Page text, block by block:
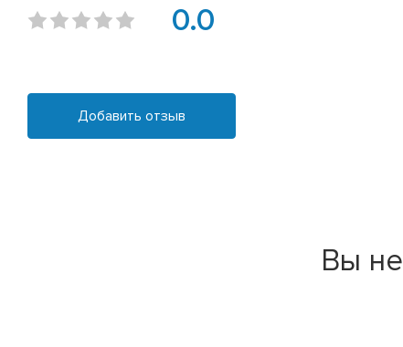
0.0
Добавить отзыв
Вы